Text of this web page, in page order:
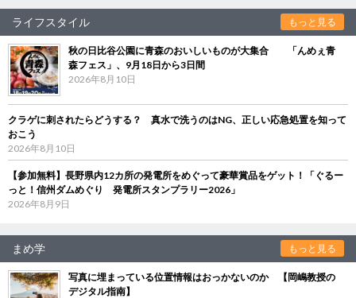
ライフスタイル もっと見る
秋の日比谷公園に青森のおいしいものが大集合 「んめぇ青
森フェス」、9月18日から3日間
2026年8月10日
クラゲに刺されたらどうする？ 真水で洗うのはNG、正しい応急処置を知って
おこう
2026年8月10日
【参加無料】長野県内12カ所の発電所をめぐって豪華賞品をゲット！「ぐるー
っと！信州ダムめぐり 発電所スタンプラリー2026」
2026年8月9日
まめ学 もっと見る
写真に埋まっている位置情報はおっかないのか 【岡嶋教授の
デジタル指南】